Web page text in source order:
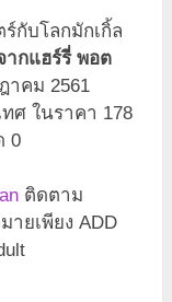
กับโลกมักเกิ้ล
ากแฮร์รี่ พอต
าคม 2561
ศ ในราคา 178
0
ติดตาม
ยเพียง ADD